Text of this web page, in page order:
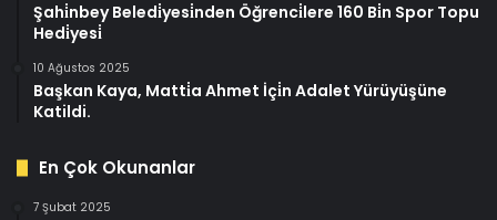
Şahi̇nbey Beledi̇yesi̇nden Öğrenci̇lere 160 Bi̇n Spor Topu
Hedi̇yesi̇
10 Ağustos 2025
Başkan Kaya, Matti̇a Ahmet İçi̇n Adalet Yürüyüşüne
Katildi.
En Çok Okunanlar
7 Şubat 2025